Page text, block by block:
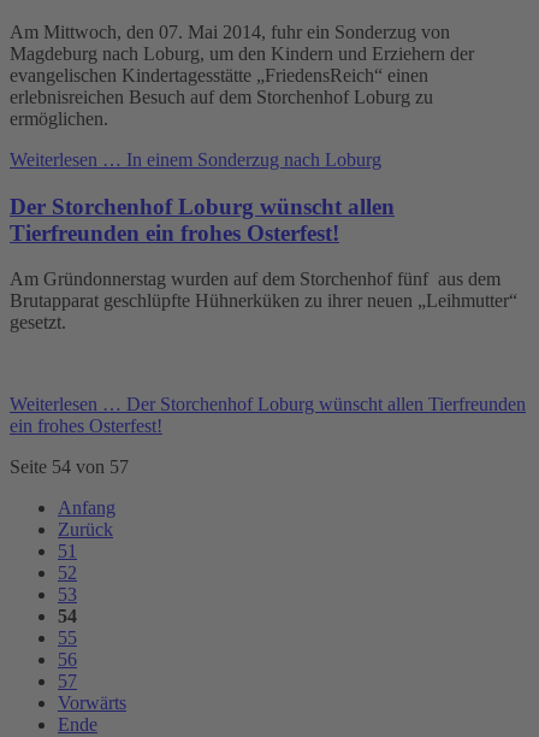
Am Mittwoch, den 07. Mai 2014, fuhr ein Sonderzug von
Magdeburg nach Loburg, um den Kindern und Erziehern der
evangelischen Kindertagesstätte „FriedensReich“ einen
erlebnisreichen Besuch auf dem Storchenhof Loburg zu
ermöglichen.
Weiterlesen … In einem Sonderzug nach Loburg
Der Storchenhof Loburg wünscht allen
Tierfreunden ein frohes Osterfest!
Am Gründonnerstag wurden auf dem Storchenhof fünf aus dem
Brutapparat geschlüpfte Hühnerküken zu ihrer neuen „Leihmutter“
gesetzt.
Weiterlesen … Der Storchenhof Loburg wünscht allen Tierfreunden
ein frohes Osterfest!
Seite 54 von 57
Anfang
Zurück
51
52
53
54
55
56
57
Vorwärts
Ende